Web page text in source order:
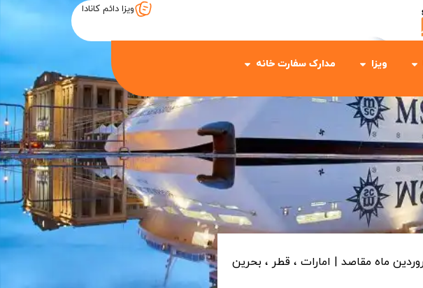
ویزا دائم کانادا
ویزا مدارک سفارت خانه
مقاصد | امارات ، قطر ، بحرین